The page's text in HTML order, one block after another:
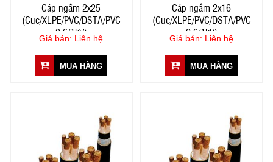
Cáp ngầm 2x25
(Cuc/XLPE/PVC/DSTA/PVC
0,6/1kV)
Giá bán: Liên hệ
MUA HÀNG
Cáp ngầm 2x16
(Cuc/XLPE/PVC/DSTA/PVC
0,6/1kV)
Giá bán: Liên hệ
MUA HÀNG